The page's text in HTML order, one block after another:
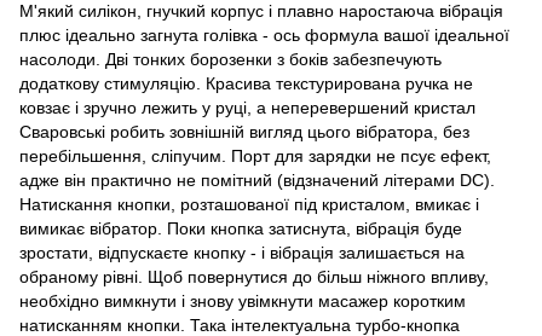
М'який силікон, гнучкий корпус і плавно наростаюча вібрація
плюс ідеально загнута голівка - ось формула вашої ідеальної
насолоди. Дві тонких борозенки з боків забезпечують
додаткову стимуляцію. Красива текстурирована ручка не
ковзає і зручно лежить у руці, а неперевершений кристал
Сваровські робить зовнішній вигляд цього вібратора, без
перебільшення, сліпучим. Порт для зарядки не псує ефект,
адже він практично не помітний (відзначений літерами DC).
Натискання кнопки, розташованої під кристалом, вмикає і
вимикає вібратор. Поки кнопка затиснута, вібрація буде
зростати, відпускаєте кнопку - і вібрація залишається на
обраному рівні. Щоб повернутися до більш ніжного впливу,
необхідно вимкнути і знову увімкнути масажер коротким
натисканням кнопки. Така інтелектуальна турбо-кнопка